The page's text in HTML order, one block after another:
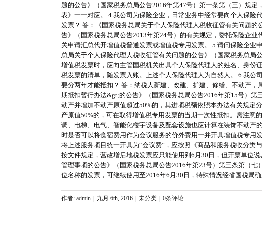
题的公告》（国家税务总局公告2016年第47号）第一条第（三）规
表》一一对应。 4.我公司为保险企业，日常业务中经常要向个人保
发票？ 答：《国家税务总局关于个人保险代理人税收征管有关问题
告》（国家税务总局公告2013年第24号）的有关规定，委托保险企
关申请汇总代开增值税普通发票或增值税专用发票。 5.请问保险企
总局关于个人保险代理人税收征管有关问题的公告》（国家税务总
增值税发票时，应向主管国税机关出具个人保险代理人的姓名、身
税发票的清单，随发票入账。上述个人保险代理人为自然人。 6.我
要分两年才能抵扣？ 答：纳税人新建、改建、扩建、修缮、不动产
期抵扣暂行办法&gt;的公告》（国家税务总局公告2016年第15号）
动产并增加不动产原值超过50%的，其进项税额依照本办法有关规定
产原值50%的，可在取得增值税专用发票的当期一次性抵扣。需注
调、电梯、电气、智能化楼宇设备及配套设施也应计算在装饰不动
时是否可以将食宿费用作为会议服务的价外费用一并开具增值税专
将上述服务项目统一开具为“会议费”，应按照《商品和服务税收分类
按文件规定，营改增后地税发票应只能使用到6月30日，但开票单位
管理事项的公告》（国家税务总局公告2016年第23号）第三条第（
位名称的发票，可继续使用至2016年6月30日，特殊情况经省国税局
作者: admin 九月 6th, 2016 未分类 0条评论